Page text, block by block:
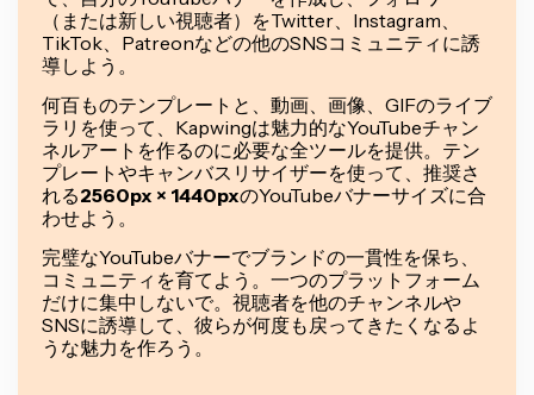
（または新しい視聴者）をTwitter、Instagram、
TikTok、Patreonなどの他のSNSコミュニティに誘
導しよう。
何百ものテンプレートと、動画、画像、GIFのライブ
ラリを使って、Kapwingは魅力的なYouTubeチャン
ネルアートを作るのに必要な全ツールを提供。テン
プレートやキャンバスリサイザーを使って、推奨さ
れる2560px × 1440pxのYouTubeバナーサイズに合
わせよう。
完璧なYouTubeバナーでブランドの一貫性を保ち、
コミュニティを育てよう。一つのプラットフォーム
だけに集中しないで。視聴者を他のチャンネルや
SNSに誘導して、彼らが何度も戻ってきたくなるよ
うな魅力を作ろう。